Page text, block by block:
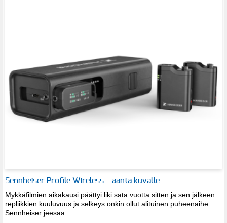
Sennheiser Profile Wireless – ääntä kuvalle
Mykkäfilmien aikakausi päättyi liki sata vuotta sitten ja sen jälkeen
repliikkien kuuluvuus ja selkeys onkin ollut alituinen puheenaihe.
Sennheiser jeesaa.